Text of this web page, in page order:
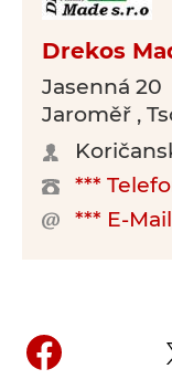
Drekos
Jasenná 20
Jaroměř ,
***
*** E-